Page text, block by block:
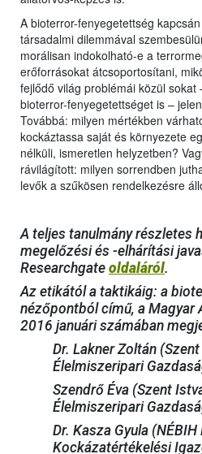
A bioterror-fenyegetettség
társadalmi dilemmával
morálisan indokolható-e a
erőforrásokat átcsoportosítani,
fejlődő világ problémái közül sokat
bioterror-fenyegetettséget is –
Továbbá: milyen mértékben
kockáztassa saját és környezete
nélküli, ismeretlen helyzetben?
rávilágított: milyen sorrendben
levők a szűkösen rendelkezésre
A teljes tanulmány részletes
megelőzési és -elhárítási
Researchgate oldaláról.
Az etikától a taktikáig: a
nézőpontból című, a Magyar
2016 januári számában
Dr. Lakner Zoltán
Élelmiszeripari
Szendrő Éva (Szent
Élelmiszeripari
Dr. Kasza Gyula
Kockázatértékelési